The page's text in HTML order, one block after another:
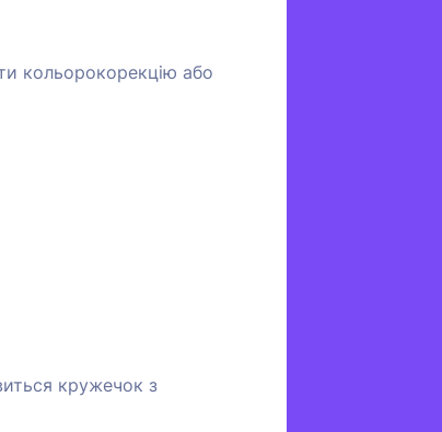
кольорокорекцію або
кружечок з